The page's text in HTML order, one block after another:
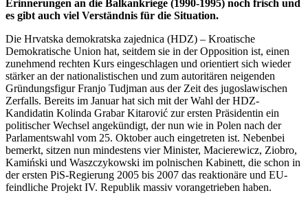
Erinnerungen an die Balkankriege (1990-1995) noch frisch und
es gibt auch viel Verständnis für die Situation.
Die Hrvatska demokratska zajednica (HDZ) – Kroatische
Demokratische Union hat, seitdem sie in der Opposition ist, einen
zunehmend rechten Kurs eingeschlagen und orientiert sich wieder
stärker an der nationalistischen und zum autoritären neigenden
Gründungsfigur Franjo Tudjman aus der Zeit des jugoslawischen
Zerfalls. Bereits im Januar hat sich mit der Wahl der HDZ-
Kandidatin Kolinda Grabar Kitarović zur ersten Präsidentin ein
politischer Wechsel angekündigt, der nun wie in Polen nach der
Parlamentswahl vom 25. Oktober auch eingetreten ist. Nebenbei
bemerkt, sitzen nun mindestens vier Minister, Macierewicz, Ziobro,
Kamiński und Waszczykowski im polnischen Kabinett, die schon in
der ersten PiS-Regierung 2005 bis 2007 das reaktionäre und EU-
feindliche Projekt IV. Republik massiv vorangetrieben haben.